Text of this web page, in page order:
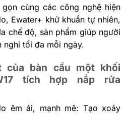
cùng các công nghệ hiện
Ewater+ khử khuẩn tự nhiên,
chế độ, sản phẩm giúp người
nghi tối đa mỗi ngày.
của bàn cầu một khối
tích hợp nắp rửa
êm ái, mạnh mẽ: Tạo xoáy